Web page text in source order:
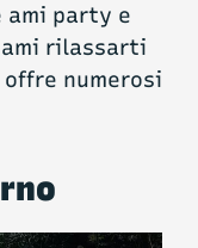
ami party e
rilassarti
offre numerosi